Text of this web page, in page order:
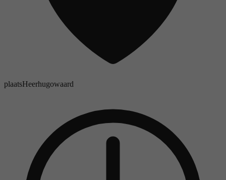
plaatsHeerhugowaard